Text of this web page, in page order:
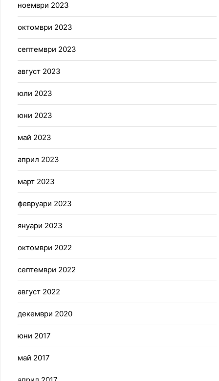
ноември 2023
октомври 2023
септември 2023
август 2023
юли 2023
юни 2023
май 2023
април 2023
март 2023
февруари 2023
януари 2023
октомври 2022
септември 2022
август 2022
декември 2020
юни 2017
май 2017